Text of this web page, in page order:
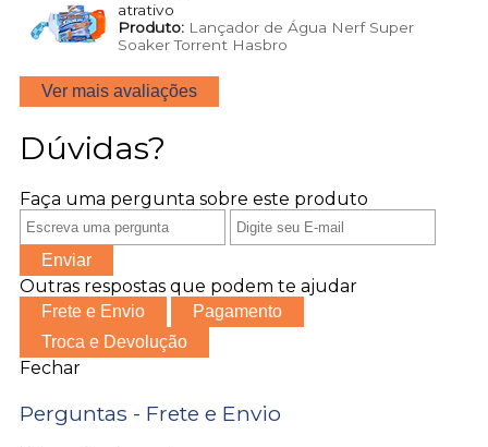
atrativo
Produto:Lançador de Água Nerf Super
Soaker Torrent Hasbro
Ver mais avaliações
Dúvidas?
Faça uma pergunta sobre este produto
Enviar
Outras respostas que podem te ajudar
Frete e Envio
Pagamento
Troca e Devolução
Fechar
Perguntas - Frete e Envio